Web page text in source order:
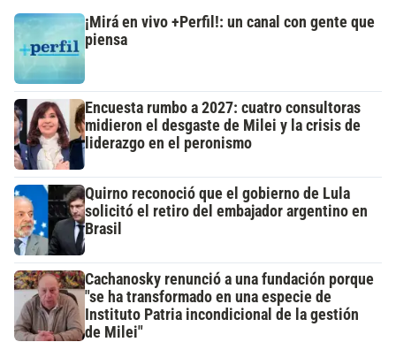
¡Mirá en vivo +Perfil!: un canal con gente que
piensa
Encuesta rumbo a 2027: cuatro consultoras
midieron el desgaste de Milei y la crisis de
liderazgo en el peronismo
Quirno reconoció que el gobierno de Lula
solicitó el retiro del embajador argentino en
Brasil
Cachanosky renunció a una fundación porque
"se ha transformado en una especie de
Instituto Patria incondicional de la gestión
de Milei"